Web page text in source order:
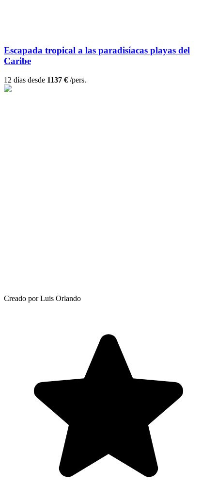
Escapada tropical a las paradisíacas playas del
Caribe
12 días desde 1137 € /pers.
Creado por Luis Orlando